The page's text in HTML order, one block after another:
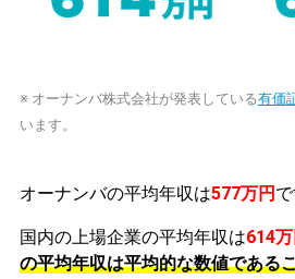
※ オーナンバ株式会社が発表している有価
います。
オーナンバの平均年収は577万円 で
国内の上場企業の平均年収は614万
の平均年収は平均的な数値である